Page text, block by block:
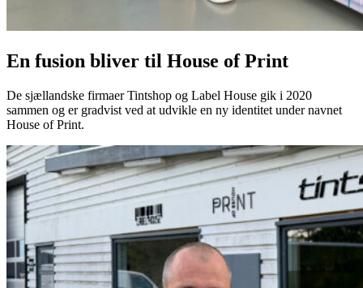
En fusion bliver til House of Print
De sjællandske firmaer Tintshop og Label House gik i 2020
sammen og er gradvist ved at udvikle en ny identitet under navnet
House of Print.